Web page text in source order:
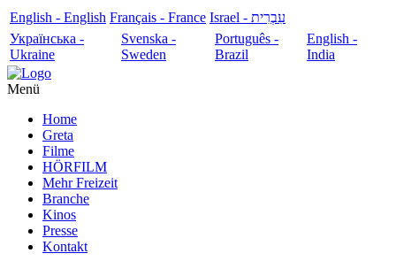
English - English Français - France
עִבְרִית - Israel
Українська -
Ukraine
Svenska -
Sweden
Português -
Brazil
English -
India
Menü
Home
Greta
Filme
HÖRFILM
Mehr Freizeit
Branche
Kinos
Presse
Kontakt